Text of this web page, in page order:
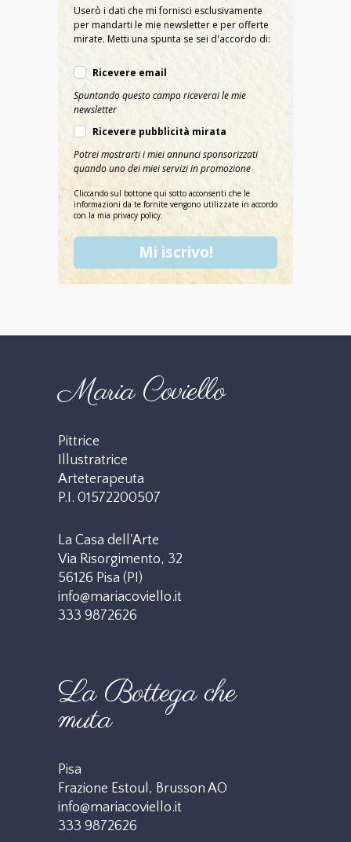
Userò i dati che mi fornisci esclusivamente
per mandarti le mie newsletter e per offerte
mirate. Metti una spunta se sei d'accordo di:
Ricevere email
Spuntando questo campo riceverai le mie
newsletter
Ricevere pubblicità mirata
Potrei mostrarti i miei annunci sponsorizzati
quando uno dei miei servizi in promozione
Cliccando sul bottone qui sotto acconsenti che le
informazioni da te fornite vengono utilizzate in accordo
con la mia privacy policy.
Mi iscrivo!
Maria Coviello
Pittrice
Illustratrice
Arteterapeuta
P.I. 01572200507
La Casa dell'Arte
Via Risorgimento, 32
56126 Pisa (PI)
info@mariacoviello.it
333 9872626
La Bottega che
muta
Pisa
Frazione Estoul, Brusson AO
info@mariacoviello.it
333 9872626